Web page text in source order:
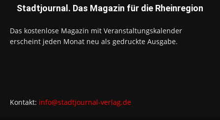
Stadtjournal. Das Magazin für die Rheinregion
Das kostenlose Magazin mit Veranstaltungskalender
erscheint jeden Monat neu als gedruckte Ausgabe.
Kontakt: info@stadtjournal-verlag.de